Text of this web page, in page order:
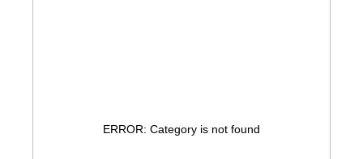
ERROR: Category is not found